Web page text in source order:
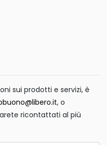
sui prodotti e servizi, è
, o
ricontattati al più